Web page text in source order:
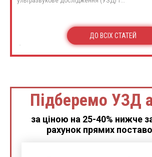
ДО ВСІХ СТАТЕЙ
Підберемо УЗД
за ціною на 25-40% нижче
рахунок прямих